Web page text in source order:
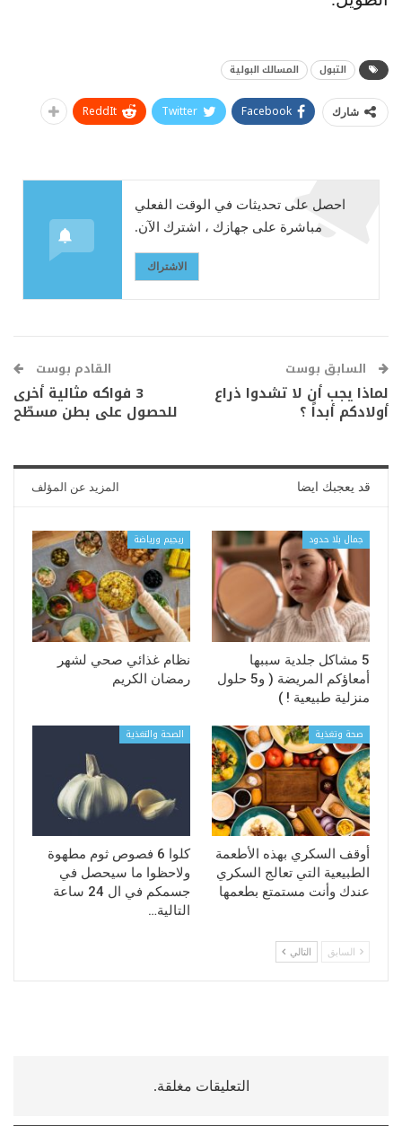
التبول المسالك البولية
شارك Facebook
Twitter
ReddIt
احصل على تحديثات في الوقت الفعلي
مباشرة على جهازك ، اشترك الآن.
الاشتراك
السابق بوست
لماذا يجب أن لا تشدوا ذراع
أولادكم أبداً ؟
القادم بوست
3 فواكه مثالية أخرى
للحصول على بطن مسطّح
قد يعجبك ايضا المزيد عن المؤلف
جمال بلا حدود
5 مشاكل جلدية سببها
أمعاؤكم المريضة ( و5 حلول
منزلية طبيعية ! )
ريجيم ورياضة
نظام غذائي صحي لشهر
رمضان الكريم
صحة وتغذية
أوقف السكري بهذه الأطعمة
الطبيعية التي تعالج السكري
عندك وأنت مستمتع بطعمها
الصحة والتغذية
كلوا 6 فصوص ثوم مطهوة
ولاحظوا ما سيحصل في
جسمكم في ال 24 ساعة
التالية…
السابق التالي
التعليقات مغلقة.